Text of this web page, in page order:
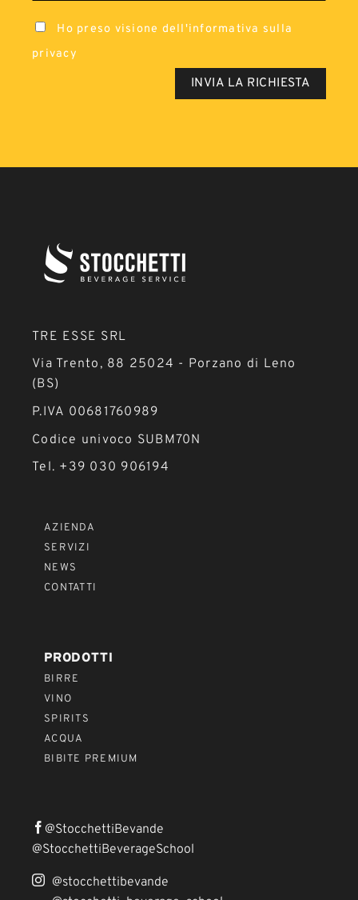
TRE ESSE SRL
Via Trento, 88 25024 - Porzano di Leno
(BS)
P.IVA 00681760989
Codice univoco SUBM70N
Tel. +39 030 906194
AZIENDA
SERVIZI
NEWS
CONTATTI
PRODOTTI
BIRRE
VINO
SPIRITS
ACQUA
BIBITE PREMIUM
@StocchettiBevande
@StocchettiBeverageSchool
@stocchettibevande
Ho preso visione dell'informativa sulla
privacy